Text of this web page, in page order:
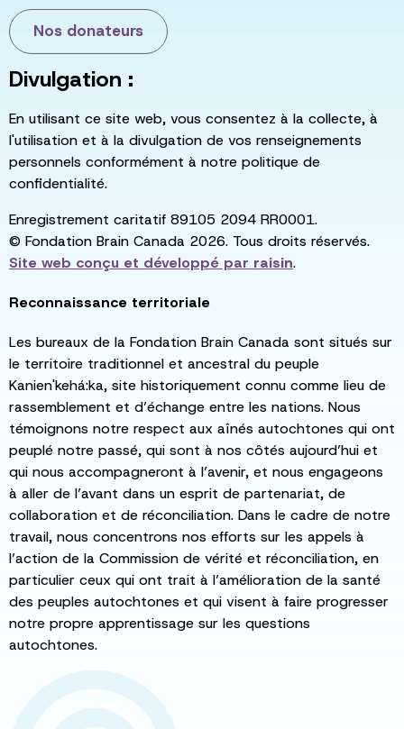
Nos donateurs
Divulgation :
En utilisant ce site web, vous consentez à la collecte, à
l'utilisation et à la divulgation de vos renseignements
personnels conformément à notre politique de
confidentialité.
Enregistrement caritatif 89105 2094 RR0001.
© Fondation Brain Canada 2026. Tous droits réservés.
Site web conçu et développé par raisin.
Reconnaissance territoriale
Les bureaux de la Fondation Brain Canada sont situés sur
le territoire traditionnel et ancestral du peuple
Kanien'kehá:ka, site historiquement connu comme lieu de
rassemblement et d’échange entre les nations. Nous
témoignons notre respect aux aînés autochtones qui ont
peuplé notre passé, qui sont à nos côtés aujourd’hui et
qui nous accompagneront à l’avenir, et nous engageons
à aller de l’avant dans un esprit de partenariat, de
collaboration et de réconciliation. Dans le cadre de notre
travail, nous concentrons nos efforts sur les appels à
l’action de la Commission de vérité et réconciliation, en
particulier ceux qui ont trait à l’amélioration de la santé
des peuples autochtones et qui visent à faire progresser
notre propre apprentissage sur les questions
autochtones.